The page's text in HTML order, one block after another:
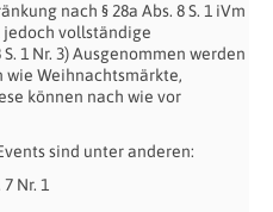
nach § 28a Abs. 8 S. 1 iVm
jedoch vollständige
1 Nr. 3) Ausgenommen werden
Weihnachtsmärkte,
können nach wie vor
sind unter anderen:
Nr. 1